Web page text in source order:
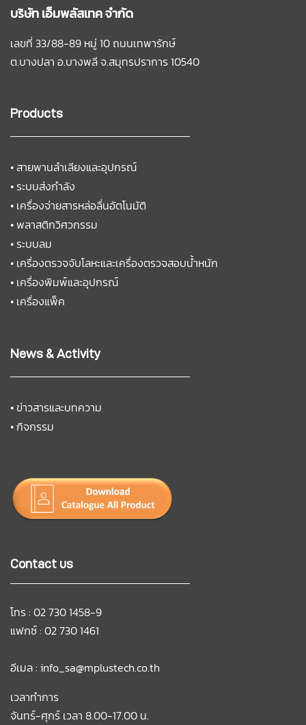
บริษัท เอ็มพลัสเทค จำกัด
เลขที่ 33/88-89 หมู่ 10 ถนนเทพารักษ์
ต.บางปลา อ.บางพลีจ.สมุทรปราการ 10540
Products
•สายพานลำเลียงและอุปกรณ์
•ระบบส่งกำลัง
• เครื่องจ่ายสารหล่อลื่นอัตโนมัติ
•พลาสติกวิศวกรรม
•ระบบลม
• เครื่องตรวจจับโลหะและเครื่องตรวจสอบน้ำหนัก
• เครื่องพิมพ์และอุปกรณ์
• เครื่องแพ็ค
News & Activity
•ข่าวสารและบทความ
•กิจกรรม
Contact us
โทร : 02 730 1458-9
แฟกซ์ : 02 730 1461
อีเมล : info_sa@mplustech.co.th
เวลาทำการ
จันทร์-ศุกร์ เวลา 8.00-17.00 น.